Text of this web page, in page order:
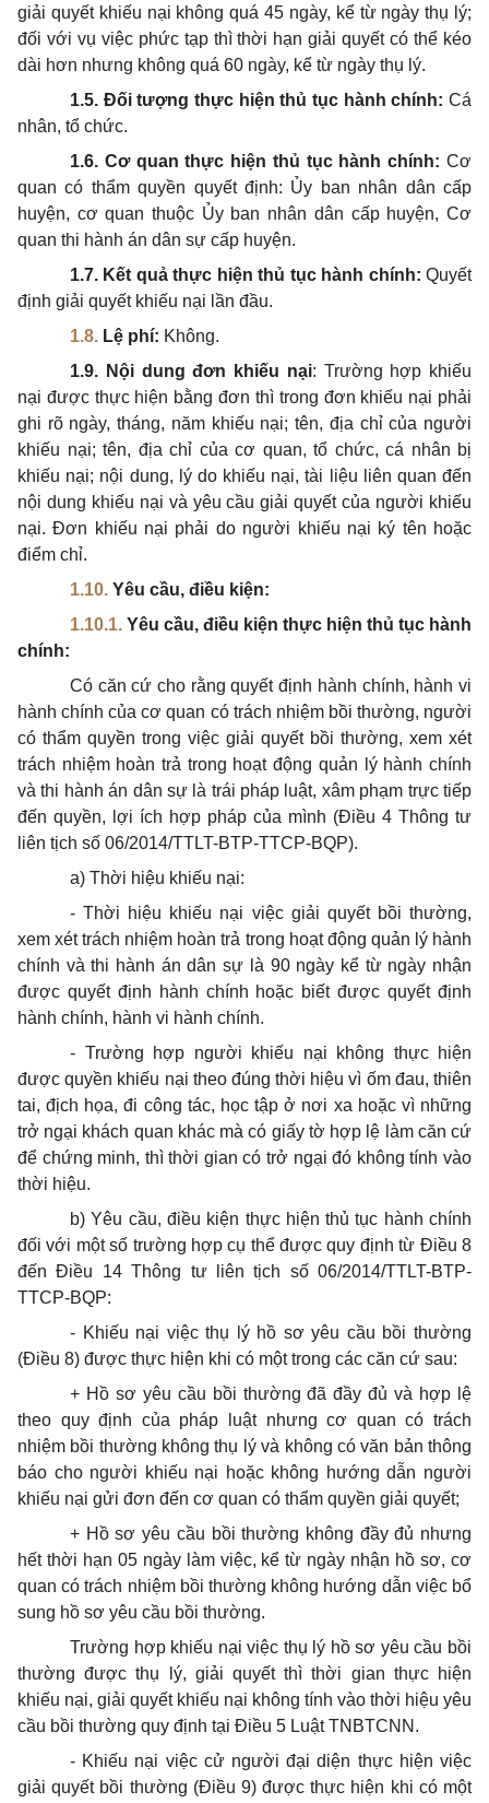
giải quyết khiếu nại không quá 45 ngày, kể từ ngày thụ lý;
đối với vụ việc phức tạp thì thời hạn giải quyết có thể kéo
dài hơn nhưng không quá 60 ngày, kể từ ngày thụ lý.
1.5. Đối tượng thực hiện thủ tục hành chính: Cá
nhân, tổ chức.
1.6. Cơ quan thực hiện thủ tục hành chính: Cơ
quan có thẩm quyền quyết định: Ủy ban nhân dân cấp
huyện, cơ quan thuộc Ủy ban nhân dân cấp huyện, Cơ
quan thi hành án dân sự cấp huyện.
1.7. Kết quả thực hiện thủ tục hành chính: Quyết
định giải quyết khiếu nại lần đầu.
1.8. Lệ phí: Không.
1.9. Nội dung đơn khiếu nại: Trường hợp khiếu
nại được thực hiện bằng đơn thì trong đơn khiếu nại phải
ghi rõ ngày, tháng, năm khiếu nại; tên, địa chỉ của người
khiếu nại; tên, địa chỉ của cơ quan, tổ chức, cá nhân bị
khiếu nại; nội dung, lý do khiếu nại, tài liệu liên quan đến
nội dung khiếu nại và yêu cầu giải quyết của người khiếu
nại. Đơn khiếu nại phải do người khiếu nại ký tên hoặc
điểm chỉ.
1.10. Yêu cầu, điều kiện:
1.10.1. Yêu cầu, điều kiện thực hiện thủ tục hành
chính:
Có căn cứ cho rằng quyết định hành chính, hành vi
hành chính của cơ quan có trách nhiệm bồi thường, người
có thẩm quyền trong việc giải quyết bồi thường, xem xét
trách nhiệm hoàn trả trong hoạt động quản lý hành chính
và thi hành án dân sự là trái pháp luật, xâm phạm trực tiếp
đến quyền, lợi ích hợp pháp của mình (Điều 4 Thông tư
liên tịch số 06/2014/TTLT-BTP-TTCP-BQP).
a) Thời hiệu khiếu nại:
- Thời hiệu khiếu nại việc giải quyết bồi thường,
xem xét trách nhiệm hoàn trả trong hoạt động quản lý hành
chính và thi hành án dân sự là 90 ngày kể từ ngày nhận
được quyết định hành chính hoặc biết được quyết định
hành chính, hành vi hành chính.
- Trường hợp người khiếu nại không thực hiện
được quyền khiếu nại theo đúng thời hiệu vì ốm đau, thiên
tai, địch họa, đi công tác, học tập ở nơi xa hoặc vì những
trở ngại khách quan khác mà có giấy tờ hợp lệ làm căn cứ
để chứng minh, thì thời gian có trở ngại đó không tính vào
thời hiệu.
b) Yêu cầu, điều kiện thực hiện thủ tục hành chính
đối với một số trường hợp cụ thể được quy định từ Điều 8
đến Điều 14 Thông tư liên tịch số 06/2014/TTLT-BTP-
TTCP-BQP:
- Khiếu nại việc thụ lý hồ sơ yêu cầu bồi thường
(Điều 8) được thực hiện khi có một trong các căn cứ sau:
+ Hồ sơ yêu cầu bồi thường đã đầy đủ và hợp lệ
theo quy định của pháp luật nhưng cơ quan có trách
nhiệm bồi thường không thụ lý và không có văn bản thông
báo cho người khiếu nại hoặc không hướng dẫn người
khiếu nại gửi đơn đến cơ quan có thẩm quyền giải quyết;
+ Hồ sơ yêu cầu bồi thường không đầy đủ nhưng
hết thời hạn 05 ngày làm việc, kể từ ngày nhận hồ sơ, cơ
quan có trách nhiệm bồi thường không hướng dẫn việc bổ
sung hồ sơ yêu cầu bồi thường.
Trường hợp khiếu nại việc thụ lý hồ sơ yêu cầu bồi
thường được thụ lý, giải quyết thì thời gian thực hiện
khiếu nại, giải quyết khiếu nại không tính vào thời hiệu yêu
cầu bồi thường quy định tại Điều 5 Luật TNBTCNN.
- Khiếu nại việc cử người đại diện thực hiện việc
giải quyết bồi thường (Điều 9) được thực hiện khi có một